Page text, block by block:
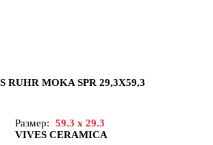
RUHR MOKA SPR 29,3X59,3
Размер:
59.3 x 29.3
VIVES CERAMICA